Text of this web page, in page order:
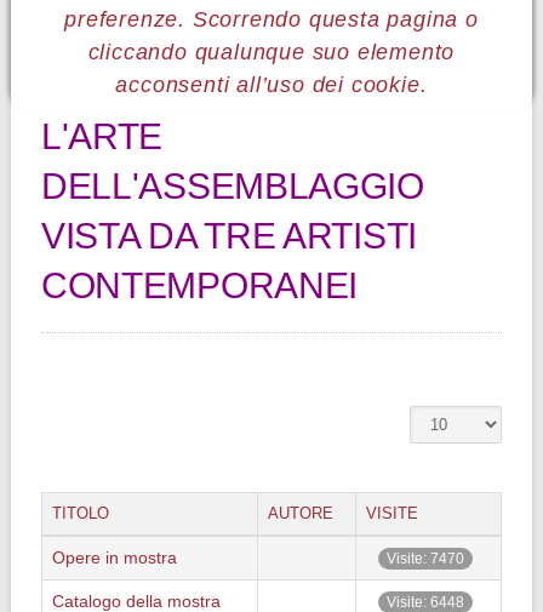
preferenze. Scorrendo questa pagina o
cliccando qualunque suo elemento
acconsenti all’uso dei cookie.
21 The Art of the assemblage
L'ARTE
DELL'ASSEMBLAGGIO
VISTA DA TRE ARTISTI
CONTEMPORANEI
TITOLO AUTORE VISITE
Opere in mostra Visite: 7470
Catalogo della mostra Visite: 6448